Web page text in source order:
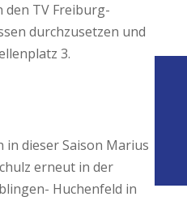
den TV Freiburg-
durchzusetzen und
3.
in dieser Saison Marius
erneut in der
Huchenfeld in